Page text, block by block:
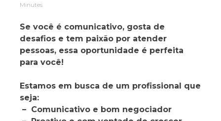
Minutes
Se você é comunicativo, gosta de
desafios e tem paixão por atender
pessoas, essa oportunidade é perfeita
para você!
Estamos em busca de um profissional que
seja:
– Comunicativo e bom negociador